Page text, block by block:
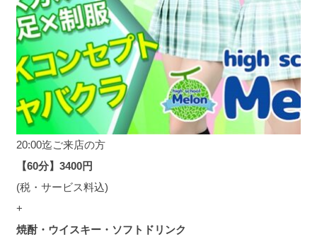
20:00迄ご来店の方
【60分】3400円
(税・サービス料込)
+
焼酎・ウイスキー・ソフトドリンク